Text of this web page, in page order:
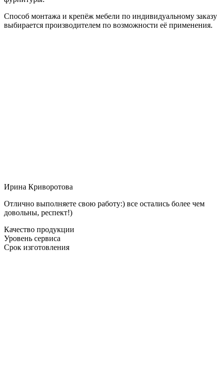
Способ монтажа и крепёж мебели по индивидуальному заказу
выбирается производителем по возможности её применения.
Ирина Криворотова
Отлично выполняете свою работу:) все остались более чем
довольны, респект!)
Качество продукции
Уровень сервиса
Срок изготовления